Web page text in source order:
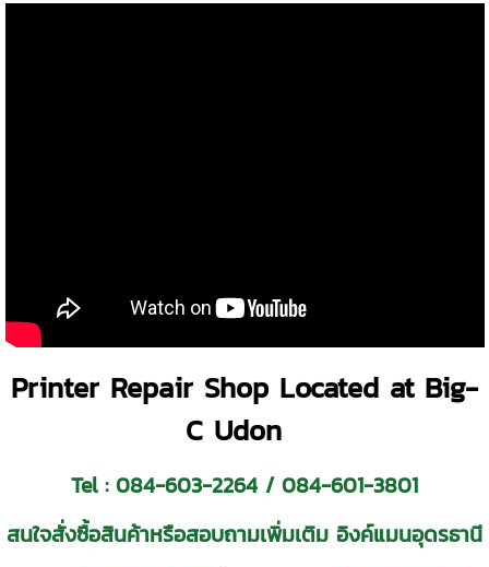
Printer Repair Shop Located at Big-
C Udon
Tel : 084-603-2264/ 084-601-3801
สนใจสั่งซื้อสินค้าหรือสอบถามเพิ่มเติม อิงค์แมนอุดรธานี